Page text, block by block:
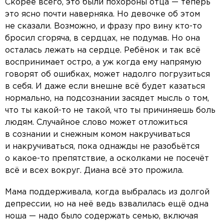
Скорее всего, это были похороны отца — теперь
это ясно почти наверняка. Но девочке об этом
не сказали. Возможно, и фразу про вину кто-то
бросил сгоряча, в сердцах, не подумав. Но она
осталась лежать на сердце. Ребёнок и так всё
воспринимает остро, а уж когда ему напрямую
говорят об ошибках, может надолго погрузиться
в себя. И даже если внешне всё будет казаться
нормально, на подсознании засядет мысль о том,
что ты какой-то не такой, что ты причиняешь боль
людям. Случайное слово может отложиться
в сознании и снежным комом накручиваться
и накручиваться, пока однажды не разобьётся
о какое-то препятствие, а осколками не посечёт
всё и всех вокруг. Диана всё это прожила.
Мама поддерживала, когда выбралась из долгой
депрессии, но на неё ведь взвалилась ещё одна
ноша — надо было содержать семью, включая